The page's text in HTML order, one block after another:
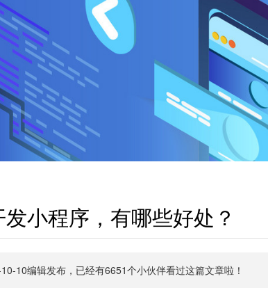
小程序，有哪些好处？
10编辑发布，已经有6651个小伙伴看过这篇文章啦！